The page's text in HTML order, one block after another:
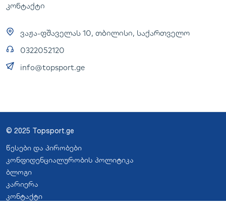
კონტაქტი
ვაჟა-ფშაველას 10, თბილისი, საქართველო
0322052120
info@topsport.ge
© 2025 Topsport.ge
წესები და პირობები
კონფიდენციალურობის პოლიტიკა
ბლოგი
კარიერა
კონტაქტი